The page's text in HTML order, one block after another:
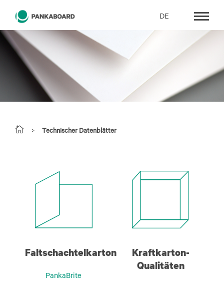
DE
> Technischer Datenblätter
Faltschachtelkarton
PankaBrite
Kraftkarton-
Qualitäten